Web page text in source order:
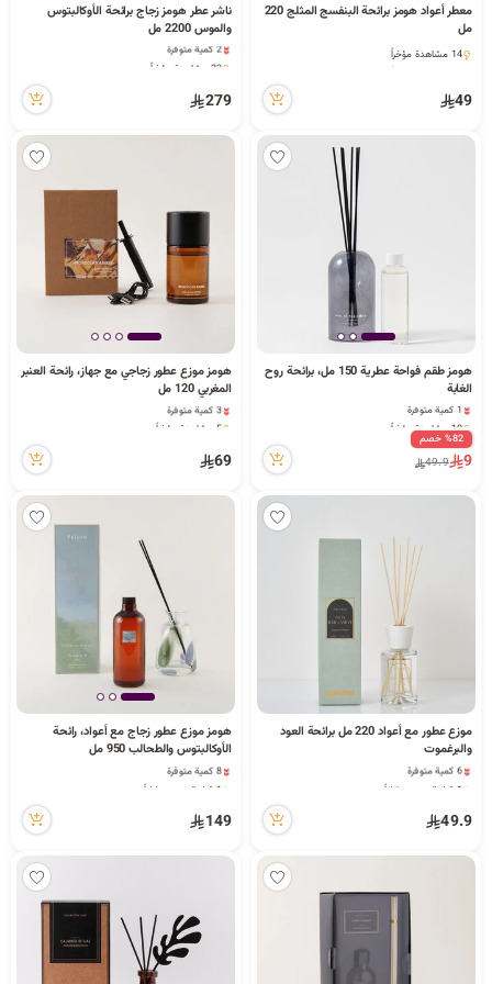
معطر أعواد هومز برائحة البنفسج المثلج 220
مل
14 مشاهدة مؤخراً
49
ناشر عطر هومز زجاج برائحة الأوكالبتوس
والموس 2200 مل
23 مشاهدة مؤخراً
23 مشاهدة مؤخراً
279
هومز طقم فواحة عطرية 150 مل، برائحة روح
الغابة
10 مشاهدة مؤخراً
1 كمية متوفرة
10 مشاهدة مؤخراً
%82 خصم
9
49.9
هومز موزع عطور زجاجي مع جهاز، رائحة العنبر
المغربي 120 مل
5 مشاهدة مؤخراً
5 مشاهدة مؤخراً
69
موزع عطور مع أعواد 220 مل برائحة العود
والبرغموت
1 قطعة بيعت مؤخراً
6 كمية متوفرة
7 مشاهدة مؤخراً
49.9
هومز موزع عطور زجاج مع أعواد، رائحة
الأوكالبتوس والطحالب 950 مل
1 قطعة بيعت مؤخراً
8 كمية متوفرة
3 مشاهدة مؤخراً
149